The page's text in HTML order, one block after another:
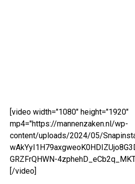
[video width="1080" height="1920"
mp4="https://mannenzaken.nl/wp-
content/uploads/2024/05/
GRZFrQHWN-
[/video]